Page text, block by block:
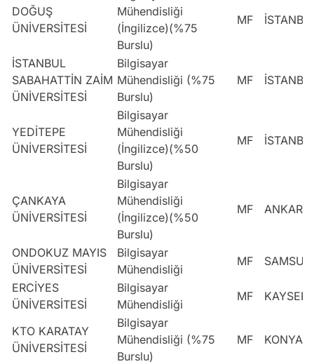
DOĞUŞ
ÜNİVERSİTESİ
Mühendisliği
(İngilizce)(%75
Burslu)
MF
İSTANBUL
SABAHATTİN ZAİM
ÜNİVERSİTESİ
Bilgisayar
Mühendisliği (%75
Burslu)
MF
YEDİTEPE
ÜNİVERSİTESİ
Bilgisayar
Mühendisliği
(İngilizce)(%50
Burslu)
MF
ÇANKAYA
ÜNİVERSİTESİ
Bilgisayar
Mühendisliği
(İngilizce)(%50
Burslu)
MF ANKARA
ONDOKUZ MAYIS
ÜNİVERSİTESİ
Bilgisayar
Mühendisliği
MF
SAMSUN
ERCİYES
ÜNİVERSİTESİ
Bilgisayar
Mühendisliği
MF KAYSERİ
KTO KARATAY
ÜNİVERSİTESİ
Bilgisayar
Mühendisliği (%75
Burslu)
MF KONYA